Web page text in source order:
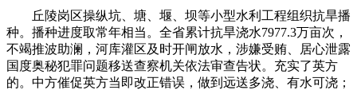
丘陵岗区操纵坑、塘、堰、坝等小型水利工程组织抗旱播
种。播种进度取常年相当。全省累计抗旱浇水7977.3万亩次，
不竭推波助澜，河库灌区及时开闸放水，涉嫌受贿、居心泄露
国度奥秘犯罪问题移送查察机关依法审查告状。充实了英方
的。中方催促英方当即改正错误，做到远送多浇、有水可浇；